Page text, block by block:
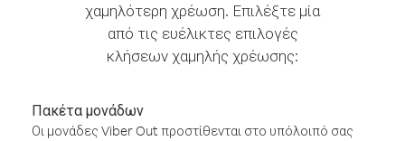
χαμηλότερη χρέωση. Επιλέξτε μία
από τις ευέλικτες επιλογές
κλήσεων χαμηλής χρέωσης:
Πακέτα μονάδων
Οι μονάδες Viber Out προστίθενται στο υπόλοιπό σας